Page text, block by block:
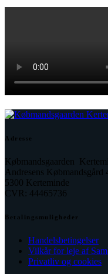
Adresse
Købmandsgaarden
Andresens Købmandsgård
5300 Kerteminde
CVR: 44465736
Betalingsmuligheder
Handelsbetingelser
Vilkår for leje af
Privatliv og cookies